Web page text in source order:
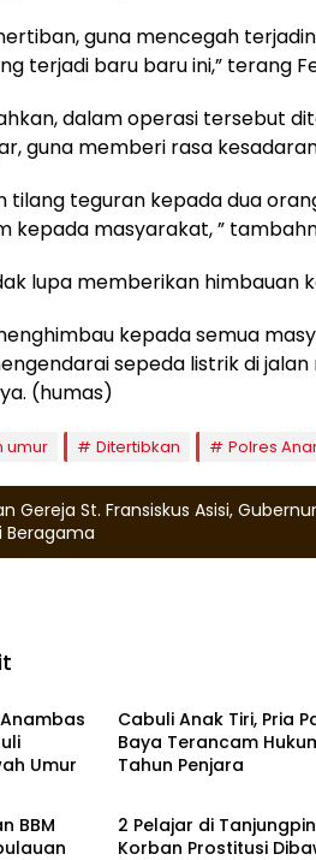
guna mencegah
terjadi baru baru ini,” terang
dalam operasi tersebut
guna memberi rasa
tilang teguran kepada dua
kepada masyarakat, ”
lupa memberikan himbauan
kepada semua
sepeda listrik di
(humas)
umur Ditertibkan Polres
Gereja St. Fransiskus Asisi,
Beragama
Umur
Cabuli Anak Tiri, Pria
Baya Terancam
Tahun Penjara
BBM
Zona Kepri
2 Pelajar di
Korban Prostitusi